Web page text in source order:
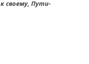
к своему, Пути-